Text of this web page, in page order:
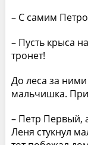
– С самим
– Пусть крыса
тронет!
До леса за
мальчишка.
– Петр Первый,
Леня стукнул